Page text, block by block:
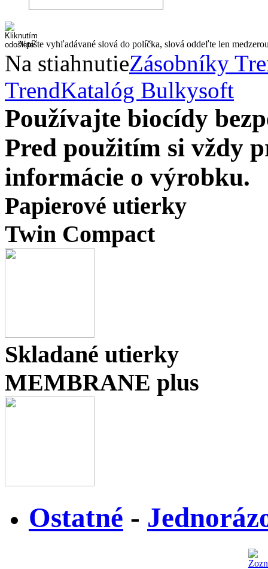
Vpíšte vyhľadávané slová do políčka, slová oddeľte len
Na stiahnutieZásobníky
TrendKatalóg Bulkysoft
Používajte biocídy
Pred použitím si vždy
informácie o výrobku.
Papierové utierky
Twin Compact
Skladané utierky
MEMBRANE plus
Ostatné -